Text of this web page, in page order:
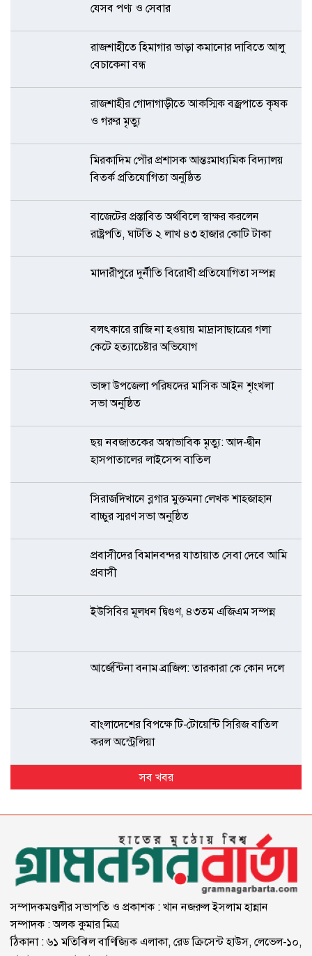
যেসব পণ্য ও সেবার
রাজশাহীতে হিমাগার ভাড়া কমানোর দাবিতে আলু
বেচাকেনা বন্ধ
রাজশাহীর গোদাগাড়ীতে আকস্মিক বজ্রপাতে কৃষক
ও গরুর মৃত্যু
মিরকাদিম পৌর প্রশাসক আন্তঃমাধ্যমিক বিদ্যালয়
বিতর্ক প্রতিযোগিতা অনুষ্ঠিত
বাজেটের প্রস্তাবিত অর্থবিলে স্বাক্ষর করলেন
রাষ্ট্রপতি, ঘাটতি ২ লাখ ৪৩ হাজার কোটি টাকা
মাদারীপুরে দুর্নীতি বিরোধী প্রতিযোগিতা সম্পন্ন
বলৎকারে রাজি না হওয়ায় মাদ্রাসাছাত্রের গলা
কেটে হত্যাচেষ্টার অভিযোগ
ভাঙ্গা উপজেলা পরিষদের মাসিক আইন শৃংখলা
সভা অনুষ্ঠিত
ছয় নবজাতকের অস্বাভাবিক মৃত্যু: আদ-দ্বীন
হাসপাতালের লাইসেন্স বাতিল
সিরাজদিখানে ব্লগার মুক্তমনা লেখক শাহজাহান
বাচ্চুর স্মরণ সভা অনুষ্ঠিত
প্রবাসীদের বিমানবন্দর যাতায়াত সেবা দেবে আমি
প্রবাসী
ইউসিবির মূলধন দ্বিগুণ, ৪৩তম এজিএম সম্পন্ন
আর্জেন্টিনা বনাম ব্রাজিল: তারকারা কে কোন দলে
বাংলাদেশের বিপক্ষে টি-টোয়েন্টি সিরিজ বাতিল
করল অস্ট্রেলিয়া
সব খবর
সম্পাদকমণ্ডলীর সভাপতি ও প্রকাশক : খান নজরুল ইসলাম হান্নান
সম্পাদক : অলক কুমার মিত্র
ঠিকানা : ৬১ মতিঝিল বাণিজ্যিক এলাকা, রেড ক্রিসেন্ট হাউস, লেভেল-১০,